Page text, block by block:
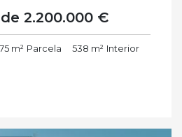
2.200.000 €
m² Parcela 538 m² Interior